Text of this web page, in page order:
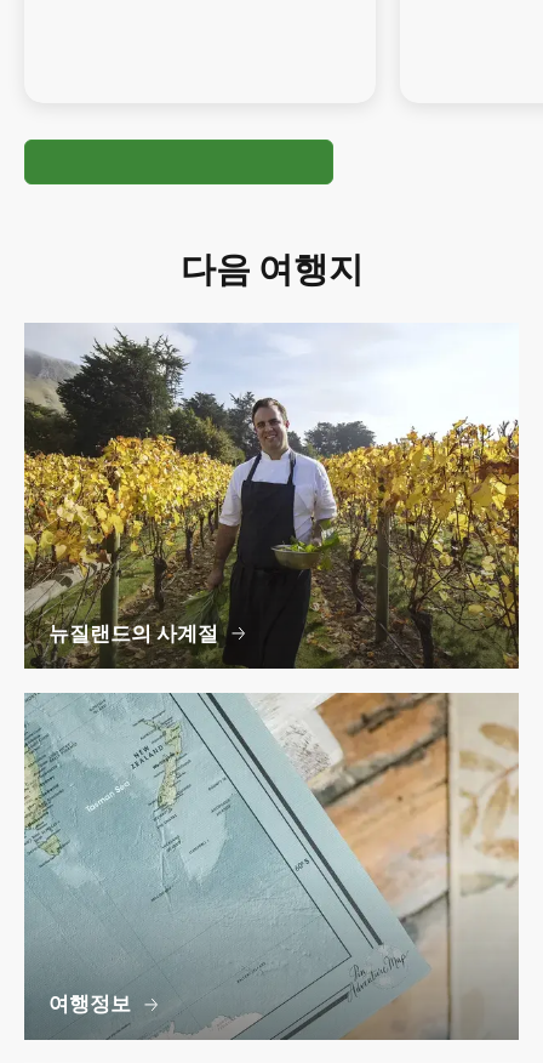
다음 여행지
뉴질랜드의 사계절
여행정보